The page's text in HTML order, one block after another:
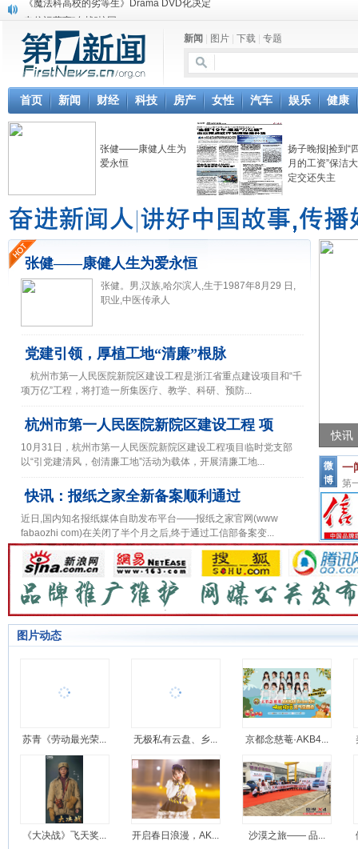
电信运营商“血战”校园
保健品也能吃出一身病? 康宝莱员工自揭多项家丑
煤价"跳水"电企利润"蹦高" 电煤联动亟待完善
苹果公司自建太阳能电厂为数据中心供电
吃饭、睡觉、黑人人？
网络电商和传统出版商的角逐：亚马逊停止接受Hachette所有图书订单
英国小猫因长得像希特勒遭袭 被扔垃圾左眼致盲
《中二病也想谈恋爱》女主角特报预告公开
《魔法科高校的劣等生》Drama DVD化决定
新闻 图片 下载 专题
首页 新闻 财经 科技 房产 女性 汽车 娱乐 健康
张健——康健人生为
爱永恒
扬子晚报|捡到“
月的工资”保洁
定交还失主
张健——康健人生为爱永恒
张健。男,汉族,哈尔滨人,生于1987年8月29 日,
职业,中医传承人
党建引领，厚植工地“清廉”根脉
杭州市第一人民医院新院区建设工程是浙江省重点建设项目和“千
项万亿”工程，将打造一所集医疗、教学、科研、预防...
杭州市第一人民医院新院区建设工程 项
10月31日，杭州市第一人民医院新院区建设工程项目临时党支部
以“引党建清风，创清廉工地”活动为载体，开展清廉工地...
快讯：报纸之家全新备案顺利通过
近日,国内知名报纸媒体自助发布平台——报纸之家官网(www
fabaozhi com)在关闭了半个月之后,终于通过工信部备案变...
快讯
【媒
【媒
【媒
微
博
一
第
图片动态
苏青《劳动最光荣... 无极私有云盘、乡... 京都念慈菴·AKB4...
《大决战》飞天奖... 开启春日浪漫，AK... 沙漠之旅—— 品...